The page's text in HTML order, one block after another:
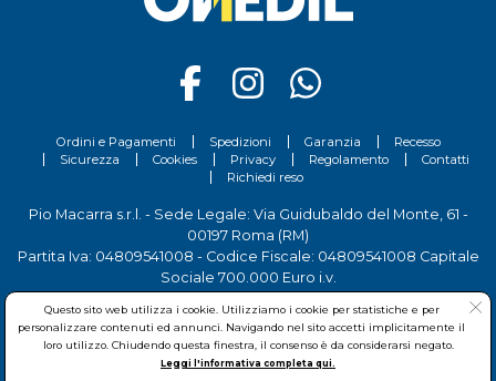
Ordini e Pagamenti Spedizioni Garanzia
Recesso
Sicurezza
Cookies Privacy Regolamento
Contatti
Richiedi reso
Pio Macarra s.r.l. - Sede Legale: Via Guidubaldo del Monte, 61 -
00197 Roma (RM)
Partita Iva: 04809541008 - Codice Fiscale: 04809541008 Capitale
Sociale 700.000 Euro i.v.
- Sede Operativa: Via delle Imprese, 7 - 00030
San Cesareo (RM)
Questo sito web utilizza i cookie. Utilizziamo i cookie per statistiche e per
personalizzare contenuti ed annunci. Navigando nel sito accetti implicitamente il
loro utilizzo. Chiudendo questa finestra, il consenso è da considerarsi negato.
Leggi l'informativa completa qui.